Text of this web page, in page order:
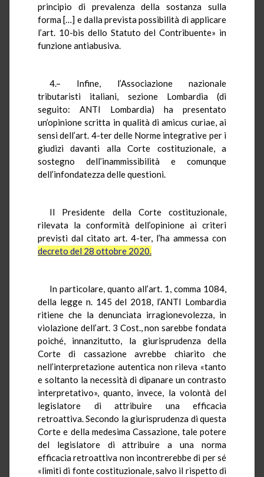
principio di prevalenza della sostanza sulla
forma […] e dalla prevista possibilità di applicare
l’art. 10-bis dello Statuto del Contribuente» in
funzione antiabusiva.
4.– Infine, l’Associazione nazionale
tributaristi italiani, sezione Lombardia (di
seguito: ANTI Lombardia) ha presentato
un’opinione scritta in qualità di amicus curiae, ai
sensi dell’art. 4-ter delle Norme integrative per i
giudizi davanti alla Corte costituzionale, a
sostegno dell’inammissibilità e comunque
dell’infondatezza delle questioni.
Il Presidente della Corte costituzionale,
rilevata la conformità dell’opinione ai criteri
previsti dal citato art. 4-ter, l’ha ammessa con
decreto del 28 ottobre 2020.
In particolare, quanto all’art. 1, comma 1084,
della legge n. 145 del 2018, l’ANTI Lombardia
ritiene che la denunciata irragionevolezza, in
violazione dell’art. 3 Cost., non sarebbe fondata
poiché, innanzitutto, la giurisprudenza della
Corte di cassazione avrebbe chiarito che
nell’interpretazione autentica non rileva «tanto
e soltanto la necessità di dipanare un contrasto
interpretativo», quanto, invece, la volontà del
legislatore di attribuire una efficacia
retroattiva. Secondo la giurisprudenza di questa
Corte e della medesima Cassazione, tale potere
del legislatore di attribuire a una norma
efficacia retroattiva non incontrerebbe di per sé
«limiti di fonte costituzionale, salvo il rispetto di